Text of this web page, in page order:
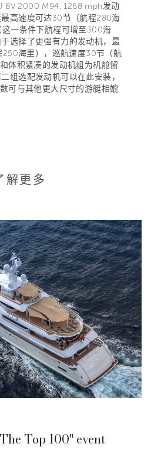
8V 2000 M94, 1268 mph发动
高速度可达30节（航程280海
一条件下航程可增至300海
选择了更强有力的发动机，最
海里），巡航速度30节（航
体积紧凑的发动机组为机舱留
组选配发动机可以在此安装，
可与其他更大尺寸的游艇相媲
解更多
Top 100" event